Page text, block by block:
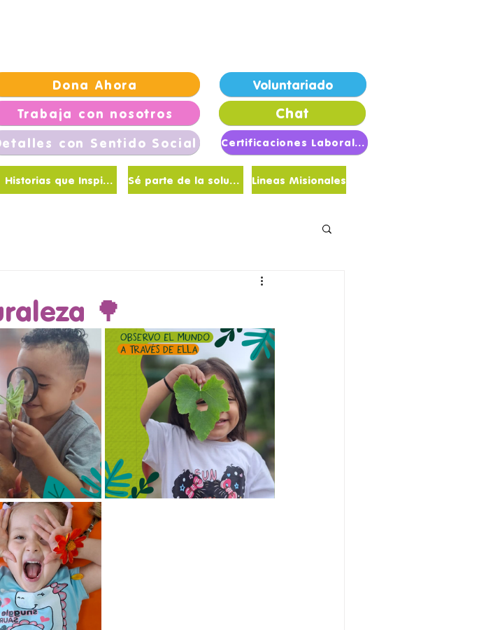
Dona Ahora
Trabaja con nosotros
con Sentido Social
Voluntariado
Chat
Certificaciones Laborales
Sé parte de la solución Lineas Misionales
Historias que Inspiran
🌳